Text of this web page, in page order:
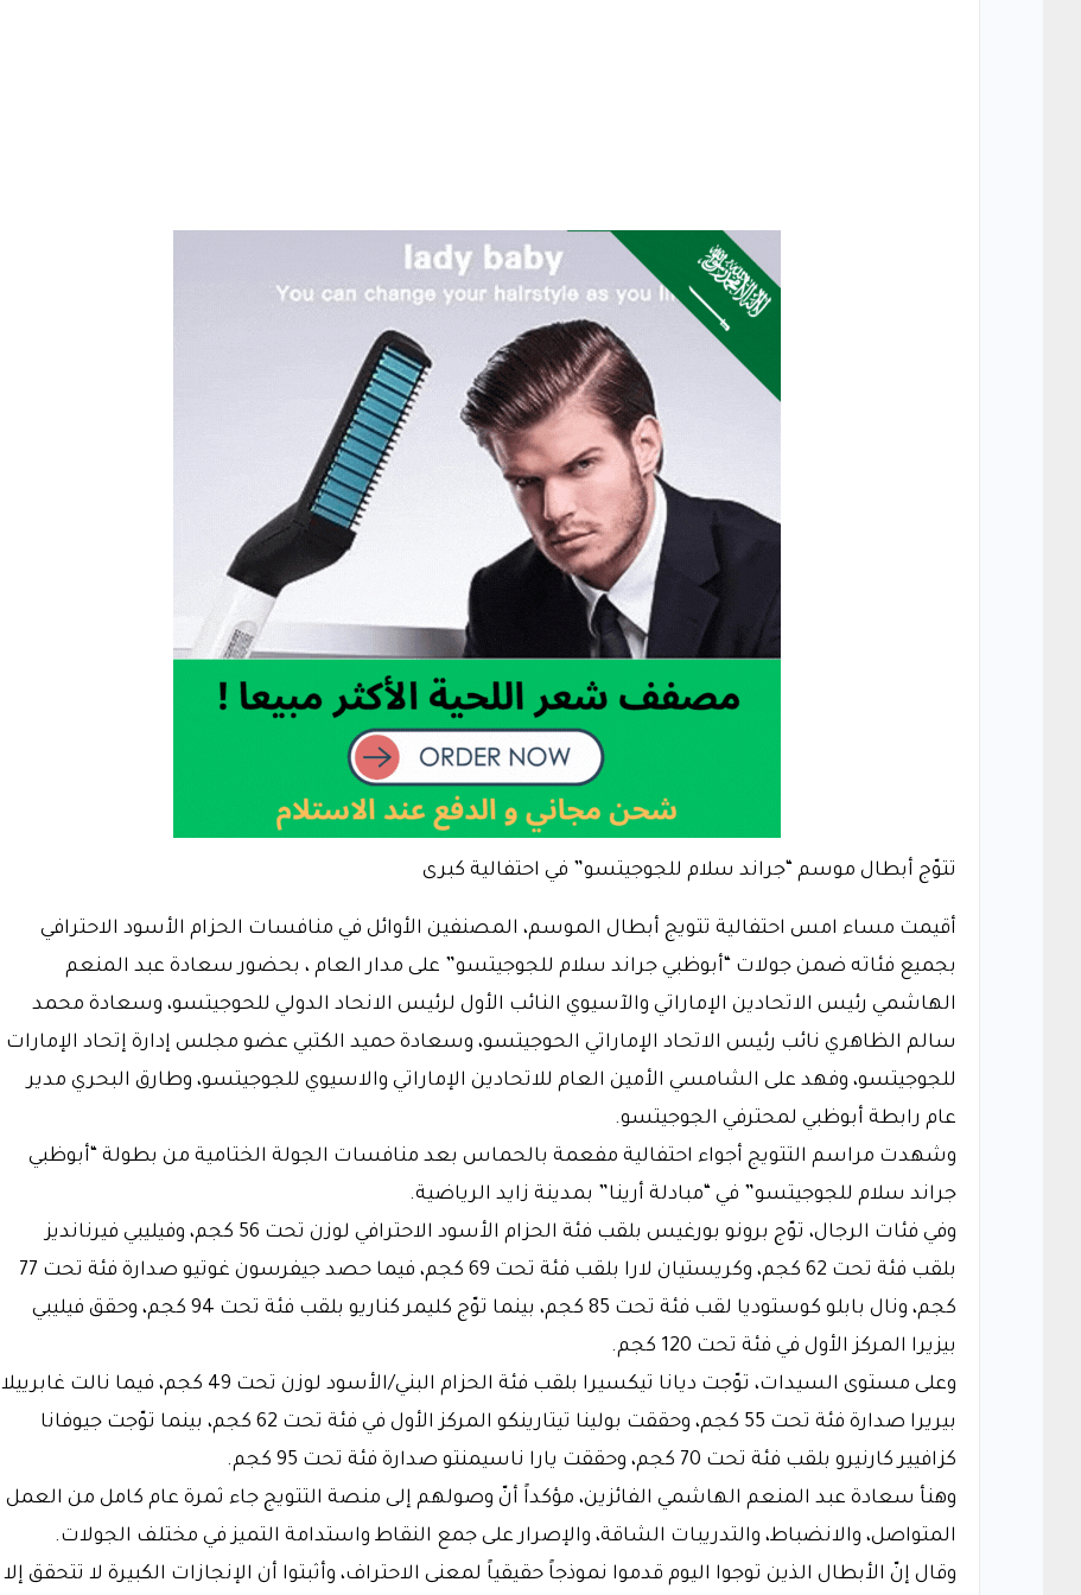
تتوّج أبطال موسم “جراند سلام للجوجيتسو” في احتفالية كبرى
أقيمت مساء امس احتفالية تتويج أبطال الموسم، المصنفين الأوائل في منافسات الحزام الأسود الاحترافي
بجميع فئاته ضمن جولات “أبوظبي جراند سلام للجوجيتسو” على مدار العام ، بحضور سعادة عبد المنعم
الهاشمي رئيس الاتحادين الإماراتي والآسيوي النائب الأول لرئيس الانحاد الدولي للحوجيتسو، وسعادة محمد
سالم الظاهري نائب رئيس الاتحاد الإماراتي الحوجيتسو، وسعادة حميد الكتبي عضو مجلس إدارة إتحاد الإمارات
للجوجيتسو، وفهد على الشامسي الأمين العام للاتحادين الإماراتي والاسيوي للجوجيتسو، وطارق البحري مدير
عام رابطة أبوظبي لمحترفي الجوجيتسو.
وشهدت مراسم التتويج أجواء احتفالية مفعمة بالحماس بعد منافسات الجولة الختامية من بطولة “أبوظبي
جراند سلام للجوجيتسو” في “مبادلة أرينا” بمدينة زايد الرياضية.
وفي فئات الرجال، توّج برونو بورغيس بلقب فئة الحزام الأسود الاحترافي لوزن تحت 56 كجم، وفيليبي فيرنانديز
بلقب فئة تحت 62 كجم، وكريستيان لارا بلقب فئة تحت 69 كجم، فيما حصد جيفرسون غوتيو صدارة فئة تحت 77
كجم، ونال بابلو كوستوديا لقب فئة تحت 85 كجم، بينما توّج كليمر كناريو بلقب فئة تحت 94 كجم، وحقق فيليبي
بيزيرا المركز الأول في فئة تحت 120 كجم.
وعلى مستوى السيدات، توّجت ديانا تيكسيرا بلقب فئة الحزام البني/الأسود لوزن تحت 49 كجم، فيما نالت غابرييلا
بيريرا صدارة فئة تحت 55 كجم، وحققت بولينا تيتارينكو المركز الأول في فئة تحت 62 كجم، بينما توّجت جيوفانا
كزافيير كارنيرو بلقب فئة تحت 70 كجم، وحققت يارا ناسيمنتو صدارة فئة تحت 95 كجم.
وهنأ سعادة عبد المنعم الهاشمي الفائزين، مؤكداً أنّ وصولهم إلى منصة التتويج جاء ثمرة عام كامل من العمل
المتواصل، والانضباط، والتدريبات الشاقة، والإصرار على جمع النقاط واستدامة التميز في مختلف الجولات.
وقال إنّ الأبطال الذين توجوا اليوم قدموا نموذجاً حقيقياً لمعنى الاحتراف، وأثبتوا أن الإنجازات الكبيرة لا تتحقق إلا